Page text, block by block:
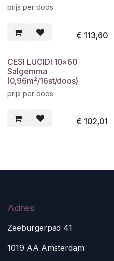
prijs per doos
€ 113,60
CESI LUCIDI 10x60
Salgemma
(0,96m²/16st/doos)
prijs per doos
€ 102,01
Adres
Zeeburgerpad 41
1019 AA Amsterdam